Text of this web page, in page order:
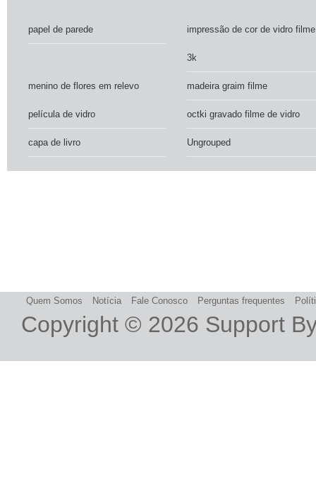
papel de parede impressão de cor de vidro filme
3k
menino de flores em relevo
película de vidro
madeira graim filme
octki gravado filme de vidro
capa de livro Ungrouped
Quem Somos Notícia Fale Conosco Perguntas frequentes
Copyright © 2026 Support